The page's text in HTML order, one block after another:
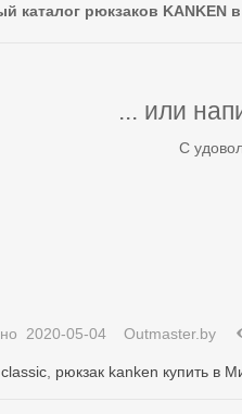
каталог рюкзаков KANKEN
... или
С
2020-05-04 Outmaster.by
рюкзак kanken купить в